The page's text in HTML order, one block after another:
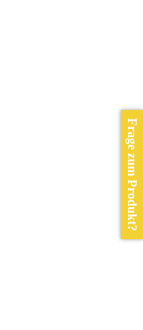
Frage zum Produkt?